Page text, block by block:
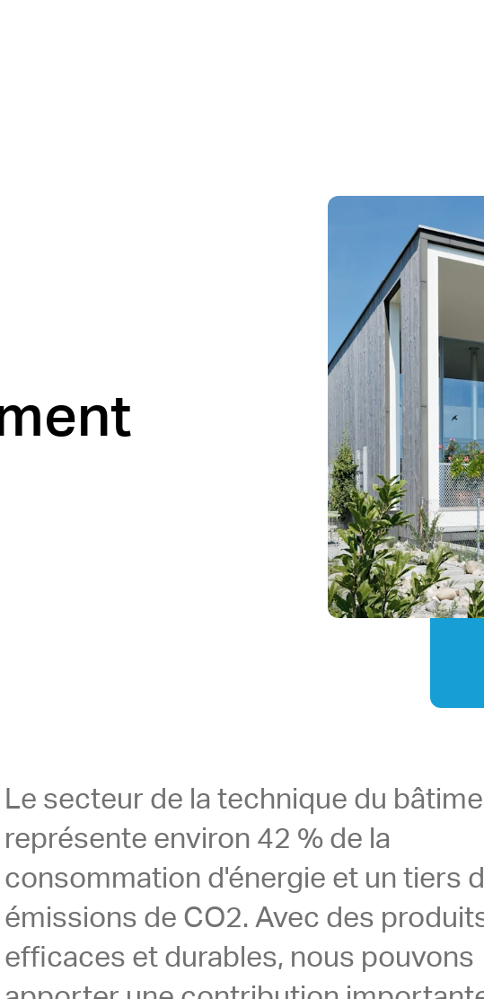
Le secteur de la technique du
représente environ 42 % de la
consommation d'énergie et un tiers
émissions de CO2. Avec des
efficaces et durables, nous pouvons